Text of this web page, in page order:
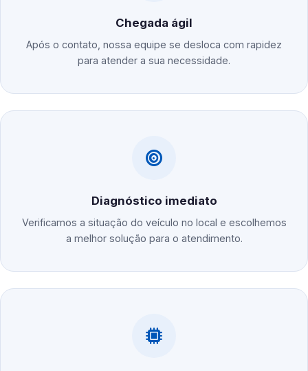
Chegada ágil
Após o contato, nossa equipe se desloca com rapidez
para atender a sua necessidade.
Diagnóstico imediato
Verificamos a situação do veículo no local e escolhemos
a melhor solução para o atendimento.